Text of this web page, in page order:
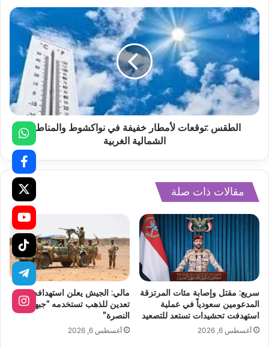
الطقس :توقعات لأمطار خفيفة في نواكشوط والمناطق
الشمالية الغربية
مقالات ذات صلة
سريع: مقتل وإصابة مئات المرتزقة
المدعومين سعودياً في عملية
استهدفت تحشيدات تستعد للتصعيد
أغسطس 6, 2026
مالي: الجيش يعلن استهدافه موقع
تعدين للذهب تستخدمه “جبهة
النصرة”
أغسطس 6, 2026